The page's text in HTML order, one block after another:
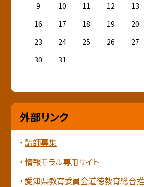
9
10 11 12 13
16
17 18 19 20
23
24 25 26 27
30
31
外部リンク
講師募集
情報モラル専用サイト
愛知県教育委員会道徳教育総合推